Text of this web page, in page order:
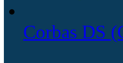
Corbas DS